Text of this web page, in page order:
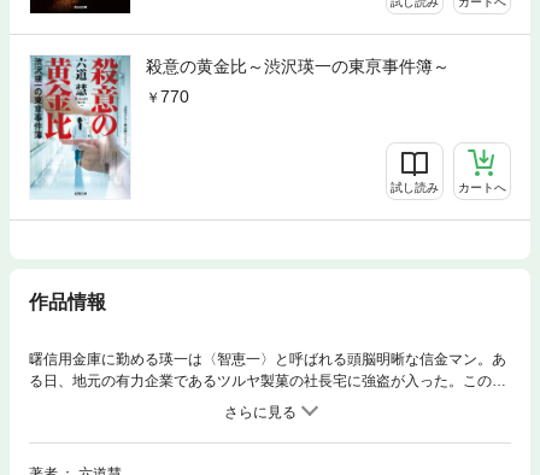
殺意の黄金比～渋沢瑛一の東亰事件簿～
770
試し読み カートへ
作品情報
曙信用金庫に勤める瑛一は〈智恵一〉と呼ばれる頭脳明晰な信金マン。あ
る日、地元の有力企業であるツルヤ製菓の社長宅に強盗が入った。この事
件、自作自演の可能性があるという。社長が表沙汰にしたくなかったこと
とは!? 顧客である商店や工場の立て直しに奔走しながら、瑛一が事件の
真相に迫る。昭和37年、高度成長期の下町を舞台にした傑作ミステリー。